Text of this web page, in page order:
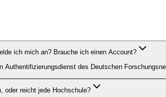
ich mich an? Brauche ich einen Account?
des Deutschen
oder reicht jede Hochschule?